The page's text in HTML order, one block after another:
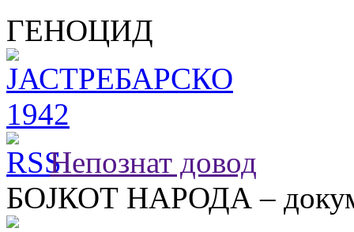
ГЕНОЦИД
Непознат довод
БОЈКОТ НАРОДА –